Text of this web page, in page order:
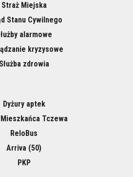
Straż Miejska
Stanu Cywilnego
alarmowe
kryzysowe
Służba zdrowia
Dyżury aptek
Tczewa
ReloBus
Arriva (50)
PKP